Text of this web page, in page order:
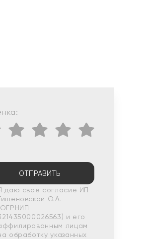
ОТПРАВИТЬ
даю свое согласие ИП
О.А.
и его
лицам
обработку указанных